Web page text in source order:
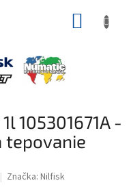
105301671A -
tepovanie
Značka: Nilfisk